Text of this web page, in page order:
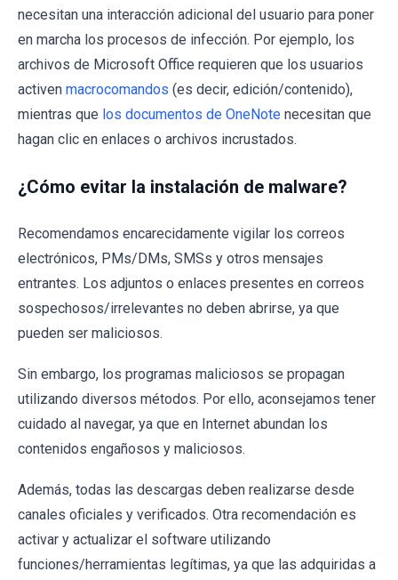
necesitan una interacción adicional del usuario para poner
en marcha los procesos de infección. Por ejemplo, los
archivos de Microsoft Office requieren que los usuarios
activen macrocomandos (es decir, edición/contenido),
mientras que los documentos de OneNote necesitan que
hagan clic en enlaces o archivos incrustados.
¿Cómo evitar la instalación de malware?
Recomendamos encarecidamente vigilar los correos
electrónicos, PMs/DMs, SMSs y otros mensajes
entrantes. Los adjuntos o enlaces presentes en correos
sospechosos/irrelevantes no deben abrirse, ya que
pueden ser maliciosos.
Sin embargo, los programas maliciosos se propagan
utilizando diversos métodos. Por ello, aconsejamos tener
cuidado al navegar, ya que en Internet abundan los
contenidos engañosos y maliciosos.
Además, todas las descargas deben realizarse desde
canales oficiales y verificados. Otra recomendación es
activar y actualizar el software utilizando
funciones/herramientas legítimas, ya que las adquiridas a